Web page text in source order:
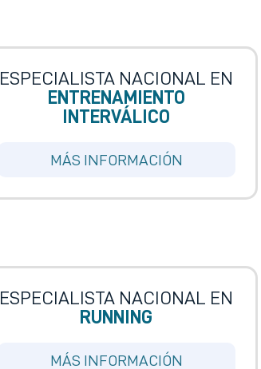
ESPECIALISTA NACIONAL EN
ENTRENAMIENTO
INTERVÁLICO
MÁS INFORMACIÓN
ESPECIALISTA NACIONAL EN
RUNNING
MÁS INFORMACIÓN